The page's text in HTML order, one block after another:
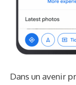
Dans un avenir